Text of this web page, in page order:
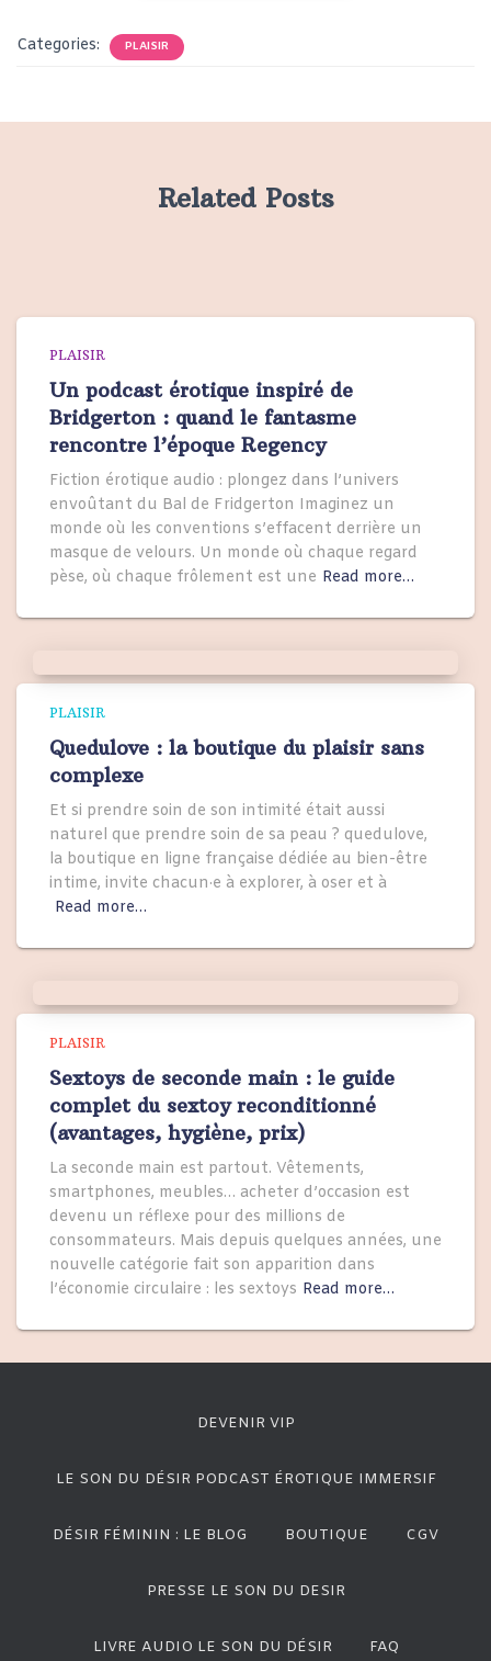
Categories: PLAISIR
Related Posts
PLAISIR
Un podcast érotique inspiré de
Bridgerton : quand le fantasme
rencontre l’époque Regency
Fiction érotique audio : plongez dans l’univers
envoûtant du Bal de Fridgerton Imaginez un
monde où les conventions s’effacent derrière un
masque de velours. Un monde où chaque regard
pèse, où chaque frôlement est une Read more…
PLAISIR
Quedulove : la boutique du plaisir sans
complexe
Et si prendre soin de son intimité était aussi
naturel que prendre soin de sa peau ? quedulove,
la boutique en ligne française dédiée au bien-être
intime, invite chacun·e à explorer, à oser et à
Read more…
PLAISIR
Sextoys de seconde main : le guide
complet du sextoy reconditionné
(avantages, hygiène, prix)
La seconde main est partout. Vêtements,
smartphones, meubles… acheter d’occasion est
devenu un réflexe pour des millions de
consommateurs. Mais depuis quelques années, une
nouvelle catégorie fait son apparition dans
l’économie circulaire : les sextoys Read more…
DEVENIR VIP
LE SON DU DÉSIR PODCAST ÉROTIQUE IMMERSIF
DÉSIR FÉMININ : LE BLOG BOUTIQUE CGV
PRESSE LE SON DU DESIR
LIVRE AUDIO LE SON DU DÉSIR FAQ